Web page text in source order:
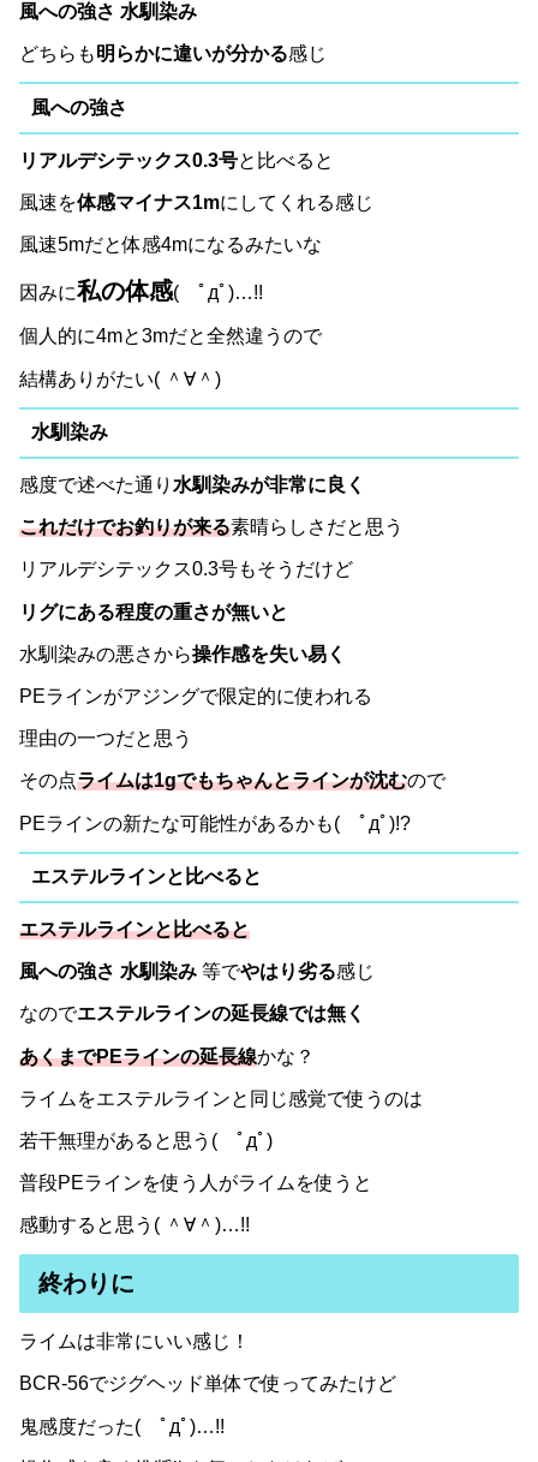
風への強さ 水馴染み
どちらも明らかに違いが分かる感じ
風への強さ
リアルデシテックス0.3号と比べると
風速を体感マイナス1mにしてくれる感じ
風速5mだと体感4mになるみたいな
因みに私の体感( ﾟдﾟ)…!!
個人的に4mと3mだと全然違うので
結構ありがたい( ＾∀＾)
水馴染み
感度で述べた通り 水馴染みが非常に良く
これだけでお釣りが来る素晴らしさだと思う
リアルデシテックス0.3号もそうだけど
リグにある程度の重さが無いと
水馴染みの悪さから操作感を失い易く
PEラインがアジングで限定的に使われる
理由の一つだと思う
その点ライムは1gでもちゃんとラインが沈むので
PEラインの新たな可能性があるかも( ﾟдﾟ)!?
エステルラインと比べると
エステルラインと比べると
風への強さ 水馴染み 等でやはり劣る感じ
なのでエステルラインの延長線では無く
あくまでPEラインの延長線かな？
ライムをエステルラインと同じ感覚で使うのは
若干無理があると思う( ﾟдﾟ)
普段PEラインを使う人がライムを使うと
感動すると思う( ＾∀＾)…!!
終わりに
ライムは非常にいい感じ！
BCR-56でジグヘッド単体で使ってみたけど
鬼感度だった( ﾟдﾟ)…!!